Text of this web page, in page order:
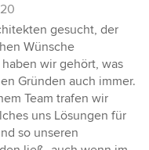
gesucht, der
Wünsche
wir gehört, was
Gründen auch immer.
Team trafen wir
uns Lösungen für
so unseren